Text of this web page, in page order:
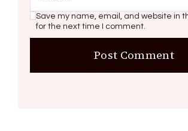
Save my name, email, and website in
for the next time I comment.